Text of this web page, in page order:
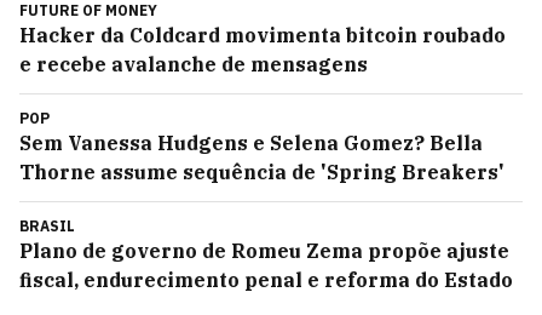
FUTURE OF MONEY
Hacker da Coldcard movimenta bitcoin roubado
e recebe avalanche de mensagens
POP
Sem Vanessa Hudgens e Selena Gomez? Bella
Thorne assume sequência de 'Spring Breakers'
BRASIL
Plano de governo de Romeu Zema propõe ajuste
fiscal, endurecimento penal e reforma do Estado